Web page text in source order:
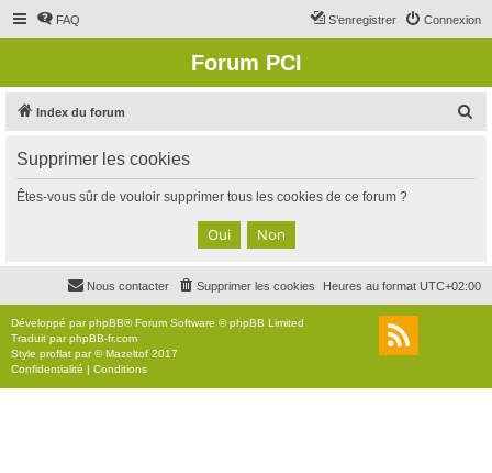
FAQ Connexion
S’enregistrer
Forum PCI
Index du forum
c
Supprimer les cookies
Êtes-vous sûr de vouloir supprimer tous les cookies de ce forum ?
Heures au format UTC+02:00
Supprimer les cookies
Nous contacter
Développé parphpBB® Forum Software © phpBB Limited
Traduit parphpBB-fr.com
Style proflat par ©Mazeltof 2017
Confidentialité | Conditions